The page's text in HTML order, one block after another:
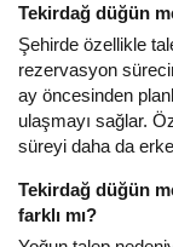
Tekirdağ düğün
Şehirde özellikle
rezervasyon
ay öncesinden
ulaşmayı sağlar.
süreyi daha da
Tekirdağ düğün
farklı mı?